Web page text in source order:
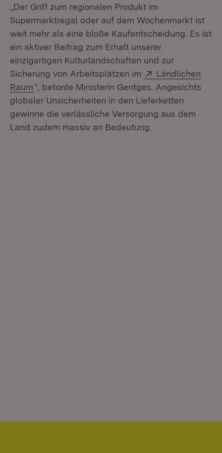
„Der Griff zum regionalen Produkt im
Supermarktregal oder auf dem Wochenmarkt ist
weit mehr als eine bloße Kaufentscheidung. Es ist
ein aktiver Beitrag zum Erhalt unserer
einzigartigen Kulturlandschaften und zur
Sicherung von Arbeitsplätzen im
Extern:
Ländlichen
Raum(Öffnet in neuem Fenster)
“, betonte Ministerin Gentges. Angesichts
globaler Unsicherheiten in den Lieferketten
gewinne die verlässliche Versorgung aus dem
Land zudem massiv an Bedeutung.